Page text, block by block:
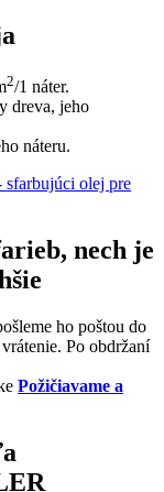
2/1 náter.
dreva, jeho
náteru.
nech je
ho poštou do
Po obdržaní
Požičiavame a